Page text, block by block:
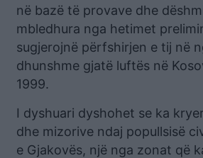
në bazë të provave dhe
mbledhura nga hetimet
sugjerojnë përfshirjen e tij në
dhunshme gjatë luftës në
1999.
I dyshuari dyshohet se ka
dhe mizorive ndaj popullsisë
e Gjakovës, një nga zonat që